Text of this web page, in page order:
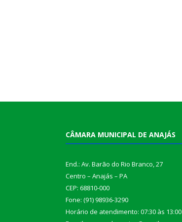
CÂMARA MUNICIPAL DE ANAJÁS
End.: Av. Barão do Rio Branco, 27
Centro – Anajás – PA
CEP: 68810-000
Fone: (91) 98936-3290
Horário de atendimento: 07:30 às 13:00